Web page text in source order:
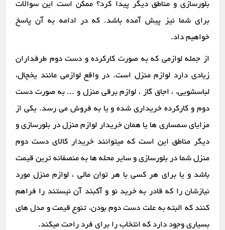
بلورسازی و مناطق دیگر پیدا کرد؟ ممکن است این سوالات
برای شما نیز پیش آمده باشد. که در ادامه به آن پاسخ
خواهیم داد.
از جمله لوازمی که به صورت کارکرده و دست دوم طرفداران
زیادی دارد لوازم منزل است. در واقع لوازمی مانند یخچال،
لباسشویی، ، اجاق گاز ، لوازم برقی منزل و ... به صورت دست
دوم و کارکرده خریداری شده و یا به فروش می رسد. یکی از
مزایای سمساری ها یا همان خریدار لوازم منزل در بلورسازی و
دیگر مناطق این است که میتوانند خریدار کالای دست دوم
منزل شما در بلورسازی و سایر محله ها به منصفانه ترین قیمت
باشد و یا برای هر کسی با هر توان مالی ، لوازم منزل مورد
نیازشان را که قادر به خرید نو و آکبند آن نیستند را فراهم
کنند که البته به علت دست دوم بودن، تنوع قیمت و مدل های
بسیاری وجود دارد که انتخاب را برای فرد راحت میکند.